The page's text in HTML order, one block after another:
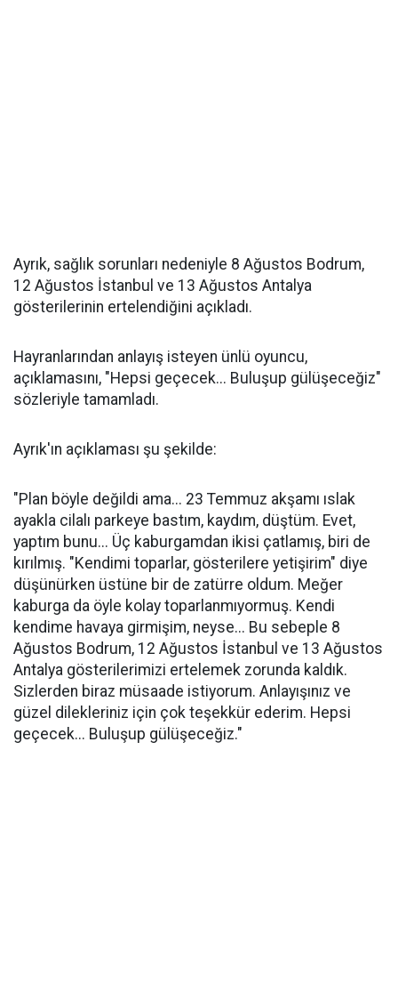
Ayrık, sağlık sorunları nedeniyle 8 Ağustos Bodrum,
12 Ağustos İstanbul ve 13 Ağustos Antalya
gösterilerinin ertelendiğini açıkladı.
Hayranlarından anlayış isteyen ünlü oyuncu,
açıklamasını, "Hepsi geçecek... Buluşup gülüşeceğiz"
sözleriyle tamamladı.
Ayrık'ın açıklaması şu şekilde:
"Plan böyle değildi ama... 23 Temmuz akşamı ıslak
ayakla cilalı parkeye bastım, kaydım, düştüm. Evet,
yaptım bunu... Üç kaburgamdan ikisi çatlamış, biri de
kırılmış. "Kendimi toparlar, gösterilere yetişirim" diye
düşünürken üstüne bir de zatürre oldum. Meğer
kaburga da öyle kolay toparlanmıyormuş. Kendi
kendime havaya girmişim, neyse... Bu sebeple 8
Ağustos Bodrum, 12 Ağustos İstanbul ve 13 Ağustos
Antalya gösterilerimizi ertelemek zorunda kaldık.
Sizlerden biraz müsaade istiyorum. Anlayışınız ve
güzel dilekleriniz için çok teşekkür ederim. Hepsi
geçecek... Buluşup gülüşeceğiz."